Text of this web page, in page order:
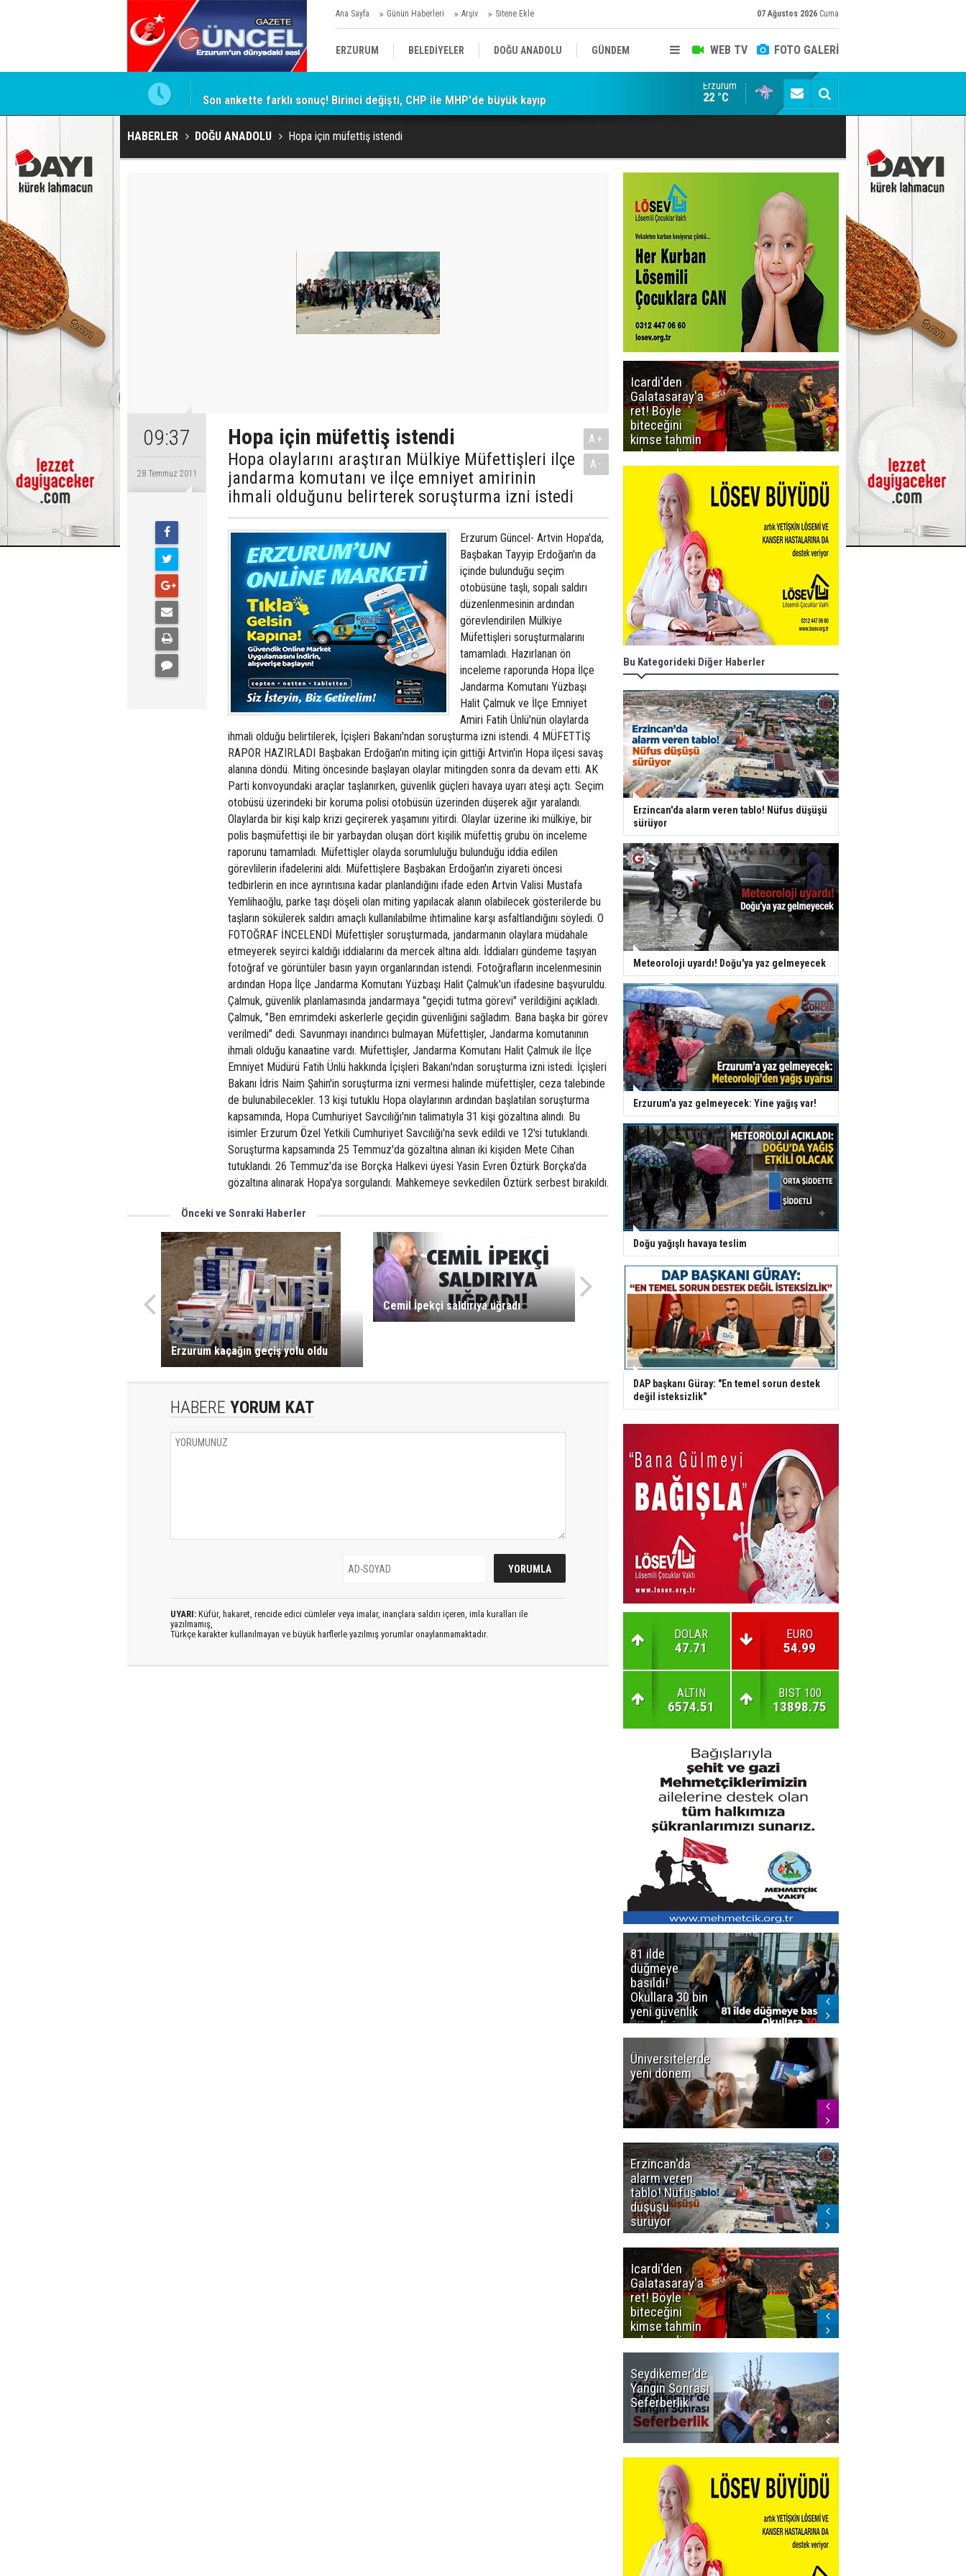
Ana Sayfa Günün Haberleri Arşiv Sitene Ekle 07 Ağustos 2026 Cuma
WEB TV FOTO GALERİ
ERZURUM BELEDİYELER DOĞU ANADOLU GÜNDEM
SİYASET AFAD/ SAVAŞ SPOR
KÜLTÜR/SANAT//MAĞAZİN
Son ankette farklı sonuç! Birinci değişti, CHP ile MHP'de büyük kayıp Erzurum'da Tarih sıvaların altından çıktı
Erzurum
22 °C
HABERLER DOĞU ANADOLU Hopa için müfettiş istendi
09:37
28 Temmuz 2011
Hopa için müfettiş istendi
Hopa olaylarını araştıran Mülkiye Müfettişleri ilçe
jandarma komutanı ve ilçe emniyet amirinin
ihmali olduğunu belirterek soruşturma izni istedi
A+
A-
Erzurum Güncel- Artvin Hopa'da,
Başbakan Tayyip Erdoğan'ın da
içinde bulunduğu seçim
otobüsüne taşlı, sopalı saldırı
düzenlenmesinin ardından
görevlendirilen Mülkiye
Müfettişleri soruşturmalarını
tamamladı. Hazırlanan ön
inceleme raporunda Hopa İlçe
Jandarma Komutanı Yüzbaşı
Halit Çalmuk ve İlçe Emniyet
Amiri Fatih Ünlü'nün olaylarda
ihmali olduğu belirtilerek, İçişleri Bakanı'ndan soruşturma izni istendi. 4 MÜFETTİŞ
RAPOR HAZIRLADI Başbakan Erdoğan'ın miting için gittiği Artvin'in Hopa ilçesi savaş
alanına döndü. Miting öncesinde başlayan olaylar mitingden sonra da devam etti. AK
Parti konvoyundaki araçlar taşlanırken, güvenlik güçleri havaya uyarı ateşi açtı. Seçim
otobüsü üzerindeki bir koruma polisi otobüsün üzerinden düşerek ağır yaralandı.
Olaylarda bir kişi kalp krizi geçirerek yaşamını yitirdi. Olaylar üzerine iki mülkiye, bir
polis başmüfettişi ile bir yarbaydan oluşan dört kişilik müfettiş grubu ön inceleme
raporunu tamamladı. Müfettişler olayda sorumluluğu bulunduğu iddia edilen
görevlilerin ifadelerini aldı. Müfettişlere Başbakan Erdoğan'ın ziyareti öncesi
tedbirlerin en ince ayrıntısına kadar planlandığını ifade eden Artvin Valisi Mustafa
Yemlihaoğlu, parke taşı döşeli olan miting yapılacak alanın olabilecek gösterilerde bu
taşların sökülerek saldırı amaçlı kullanılabilme ihtimaline karşı asfaltlandığını söyledi. O
FOTOĞRAF İNCELENDİ Müfettişler soruşturmada, jandarmanın olaylara müdahale
etmeyerek seyirci kaldığı iddialarını da mercek altına aldı. İddiaları gündeme taşıyan
fotoğraf ve görüntüler basın yayın organlarından istendi. Fotoğrafların incelenmesinin
ardından Hopa İlçe Jandarma Komutanı Yüzbaşı Halit Çalmuk'un ifadesine başvuruldu.
Çalmuk, güvenlik planlamasında jandarmaya "geçidi tutma görevi" verildiğini açıkladı.
Çalmuk, "Ben emrimdeki askerlerle geçidin güvenliğini sağladım. Bana başka bir görev
verilmedi" dedi. Savunmayı inandırıcı bulmayan Müfettişler, Jandarma komutanının
ihmali olduğu kanaatine vardı. Müfettişler, Jandarma Komutanı Halit Çalmuk ile İlçe
Emniyet Müdürü Fatih Ünlü hakkında İçişleri Bakanı'ndan soruşturma izni istedi. İçişleri
Bakanı İdris Naim Şahin'in soruşturma izni vermesi halinde müfettişler, ceza talebinde
de bulunabilecekler. 13 kişi tutuklu Hopa olaylarının ardından başlatılan soruşturma
kapsamında, Hopa Cumhuriyet Savcılığı'nın talimatıyla 31 kişi gözaltına alındı. Bu
isimler Erzurum Özel Yetkili Cumhuriyet Savcılığı'na sevk edildi ve 12'si tutuklandı.
Soruşturma kapsamında 25 Temmuz'da gözaltına alınan iki kişiden Mete Cihan
tutuklandı. 26 Temmuz'da ise Borçka Halkevi üyesi Yasin Evren Öztürk Borçka'da
gözaltına alınarak Hopa'ya sorgulandı. Mahkemeye sevkedilen Öztürk serbest bırakıldı.
Önceki ve Sonraki Haberler
Erzurum kaçağın geçiş yolu oldu
Cemil İpekçi saldırıya uğradı
HABERE YORUM KAT
UYARI: Küfür, hakaret, rencide edici cümleler veya imalar, inançlara saldırı içeren, imla kuralları ile
yazılmamış,
Türkçe karakter kullanılmayan ve büyük harflerle yazılmış yorumlar onaylanmamaktadır.
Icardi'den
Galatasaray'a
ret! Böyle
biteceğini
kimse tahmin
edemezdi
Uçar'a ziyaret
Bu Kategorideki Diğer Haberler
Erzincan'da alarm veren tablo! Nüfus düşüşü
sürüyor
Meteoroloji uyardı! Doğu'ya yaz gelmeyecek
Erzurum'a yaz gelmeyecek: Yine yağış var!
Doğu yağışlı havaya teslim
DAP başkanı Güray: "En temel sorun destek
değil isteksizlik"
DOLAR
47.71
EURO
54.99
ALTIN
6574.51
BIST 100
13898.75
81 ilde
düğmeye
basıldı!
Okullara 30 bin
yeni güvenlik
görevlisi
Üniversitelerde
yeni dönem
Erzincan'da
alarm veren
tablo! Nüfus
düşüşü
sürüyor
Icardi'den
Galatasaray'a
ret! Böyle
biteceğini
kimse tahmin
edemezdi
Seydikemer'de
Yangın Sonrası
Seferberlik